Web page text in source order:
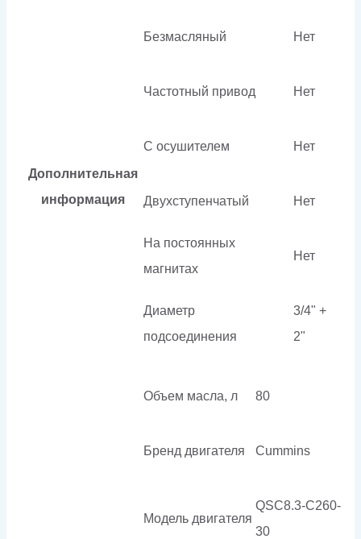
Дополнительная
информация
Безмасляный Нет
Частотный привод Нет
С осушителем Нет
Двухступенчатый Нет
На постоянных
магнитах
Нет
Диаметр
подсоединения
3/4" +
2"
Объем масла, л 80
Бренд двигателя Cummins
Модель двигателя
QSC8.3-C260-
30